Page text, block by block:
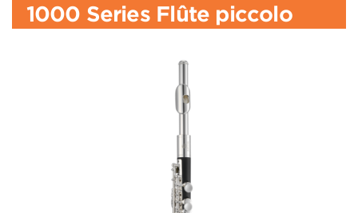
1000 Series Flûte piccolo